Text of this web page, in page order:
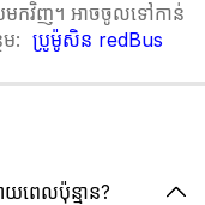
ប់មកវិញ។ អាចចូលទៅកាន់
ម: ប្រូម៉ូសិន redBus
ពេលប៉ុន្មាន?